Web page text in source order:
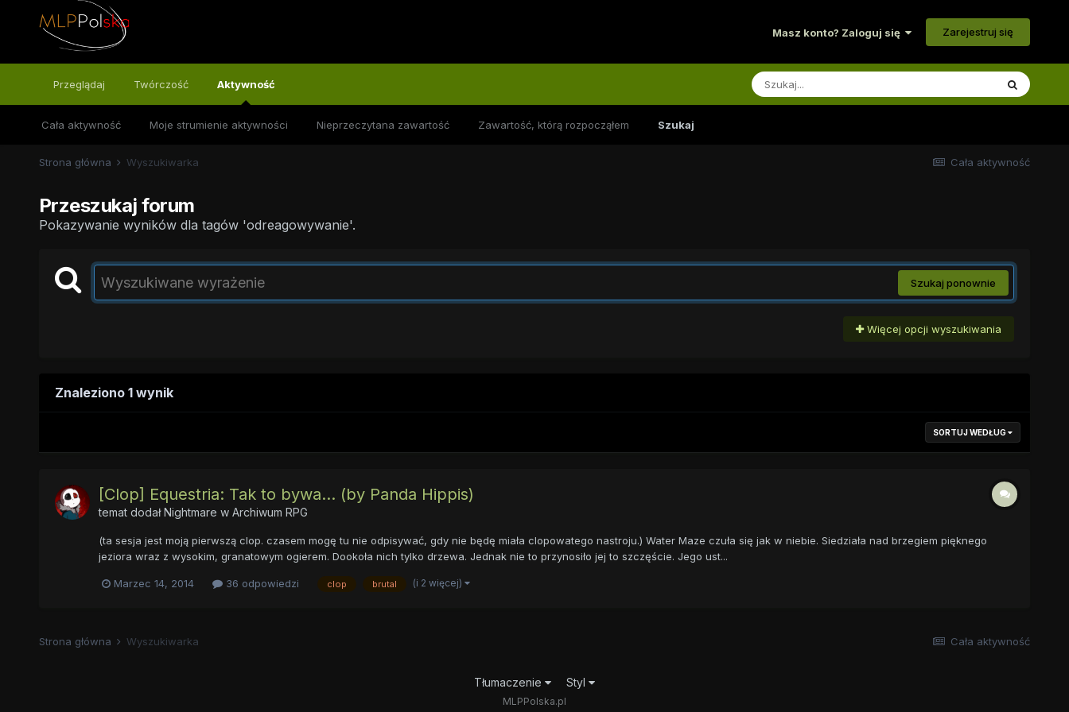
Masz konto? Zaloguj się Zarejestruj się
Przeglądaj Twórczość Aktywność
Cała aktywność Moje strumienie aktywności Nieprzeczytana zawartość Zawartość, którą rozpocząłem Szukaj
Cała aktywność
Strona główna Wyszukiwarka
Przeszukaj forum
Pokazywanie wyników dla tagów 'odreagowywanie'.
Szukaj ponownie
Więcej opcji wyszukiwania
Znaleziono 1 wynik
SORTUJ WEDŁUG
[Clop] Equestria: Tak to bywa... (by Panda Hippis)
temat dodałNightmare w Archiwum RPG
(ta sesja jest moją pierwszą clop. czasem mogę tu nie odpisywać, gdy nie będę miała clopowatego nastroju.) Water Maze czuła się jak w niebie. Siedziała nad brzegiem pięknego
jeziora wraz z wysokim, granatowym ogierem. Dookoła nich tylko drzewa. Jednak nie to przynosiło jej to szczęście. Jego ust...
Marzec 14, 2014 36 odpowiedzi clop brutal (i 2 więcej)
Cała aktywność
Strona główna Wyszukiwarka
Tłumaczenie Styl
MLPPolska.pl